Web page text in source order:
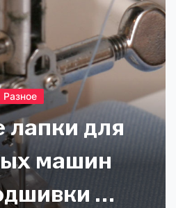
Разное
для
машин
и